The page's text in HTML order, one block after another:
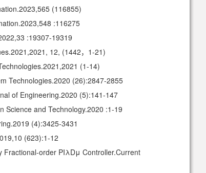
(116855)
:116275
:19307-19319
12, (1442，1-21)
(1-14)
Technologies.2020 (26):2847-2855
of Engineering.2020 (5):141-147
Science and Technology.2020 :1-19
(4):3425-3431
(623):1-12
Fractional-order PIλDμ Controller.Current